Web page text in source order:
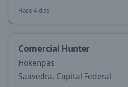
Hace 4 días
Comercial Hunter
Hokenpas
Saavedra, Capital Federal